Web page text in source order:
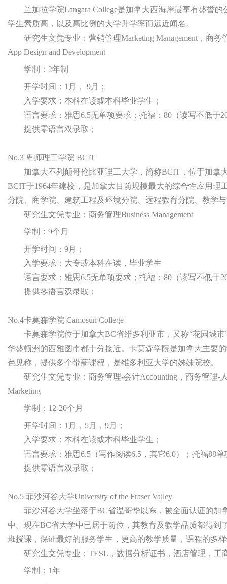
兰加拉学院Langara College是加拿大西海岸最享有盛誉
学生素质高，以及高比例的大学升学率而远近闻名。
研究生文凭专业：营销管理Marketing Management，商务
App Design and Development
学制：2年制
开学时间：1月， 9月；
入学要求：本科在读或本科毕业学生；
语言要求：雅思6.5无单项要求；托福：80（读写不低于
提供零语言双录取；
No.3 卑师理工学院 BCIT
加拿大不列颠哥伦比亚理工大学，简称BCIT，位于加
BCIT于1964年建校，是加拿大目前规模最大的综合性应用
分院、商学院、建筑工程及环境分院、远程教育分院、教学
研究生文凭专业：商务管理Business Management
学制：9个月
开学时间：9月；
入学要求：大专或本科在读，毕业学生
语言要求：雅思6.5无单项要求；托福：80（读写不低于
提供零语言双录取；
No.4卡莫森学院 Camosun College
卡莫森学院位于加拿大BC省维多利亚市，又称“花园城
华盛顿洲的西雅图市都十分接近。卡莫森学院是加拿大主要
色见称，提供多个带薪课程，是维多利亚大学的姊妹院校。
研究生文凭专业：商务管理-会计Accounting，商务管理-
Marketing
学制：12-20个月
开学时间：1月，5月，9月；
入学要求：本科在读或本科毕业学生；
语言要求：雅思6.5（写作阅读6.5，其它6.0）；托福88单
提供零语言双录取；
No.5 菲沙河谷大学University of the Fraser Valley
菲沙河谷大学坐落于BC省温哥华以东，被全面认证的加
中。现在BC省大学中已居于前位，其教育及教学品质都得
班授课，保证最好的服务学生，更高的教学质量，课程的多
研究生文凭专业：TESL，数据分析证书，酒店管理，工
学制：1年